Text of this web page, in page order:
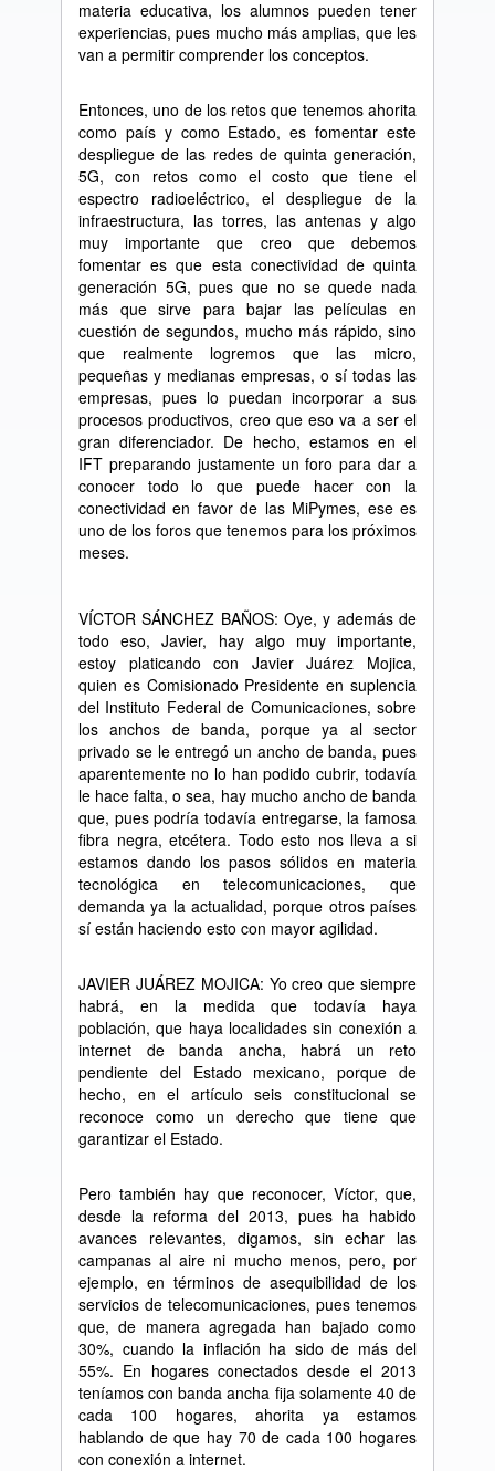
materia educativa, los alumnos pueden tener
experiencias, pues mucho más amplias, que les
van a permitir comprender los conceptos.
Entonces, uno de los retos que tenemos ahorita
como país y como Estado, es fomentar este
despliegue de las redes de quinta generación,
5G, con retos como el costo que tiene el
espectro radioeléctrico, el despliegue de la
infraestructura, las torres, las antenas y algo
muy importante que creo que debemos
fomentar es que esta conectividad de quinta
generación 5G, pues que no se quede nada
más que sirve para bajar las películas en
cuestión de segundos, mucho más rápido, sino
que realmente logremos que las micro,
pequeñas y medianas empresas, o sí todas las
empresas, pues lo puedan incorporar a sus
procesos productivos, creo que eso va a ser el
gran diferenciador. De hecho, estamos en el
IFT preparando justamente un foro para dar a
conocer todo lo que puede hacer con la
conectividad en favor de las MiPymes, ese es
uno de los foros que tenemos para los próximos
meses.
VÍCTOR SÁNCHEZ BAÑOS: Oye, y además de
todo eso, Javier, hay algo muy importante,
estoy platicando con Javier Juárez Mojica,
quien es Comisionado Presidente en suplencia
del Instituto Federal de Comunicaciones, sobre
los anchos de banda, porque ya al sector
privado se le entregó un ancho de banda, pues
aparentemente no lo han podido cubrir, todavía
le hace falta, o sea, hay mucho ancho de banda
que, pues podría todavía entregarse, la famosa
fibra negra, etcétera. Todo esto nos lleva a si
estamos dando los pasos sólidos en materia
tecnológica en telecomunicaciones, que
demanda ya la actualidad, porque otros países
sí están haciendo esto con mayor agilidad.
JAVIER JUÁREZ MOJICA: Yo creo que siempre
habrá, en la medida que todavía haya
población, que haya localidades sin conexión a
internet de banda ancha, habrá un reto
pendiente del Estado mexicano, porque de
hecho, en el artículo seis constitucional se
reconoce como un derecho que tiene que
garantizar el Estado.
Pero también hay que reconocer, Víctor, que,
desde la reforma del 2013, pues ha habido
avances relevantes, digamos, sin echar las
campanas al aire ni mucho menos, pero, por
ejemplo, en términos de asequibilidad de los
servicios de telecomunicaciones, pues tenemos
que, de manera agregada han bajado como
30%, cuando la inflación ha sido de más del
55%. En hogares conectados desde el 2013
teníamos con banda ancha fija solamente 40 de
cada 100 hogares, ahorita ya estamos
hablando de que hay 70 de cada 100 hogares
con conexión a internet.